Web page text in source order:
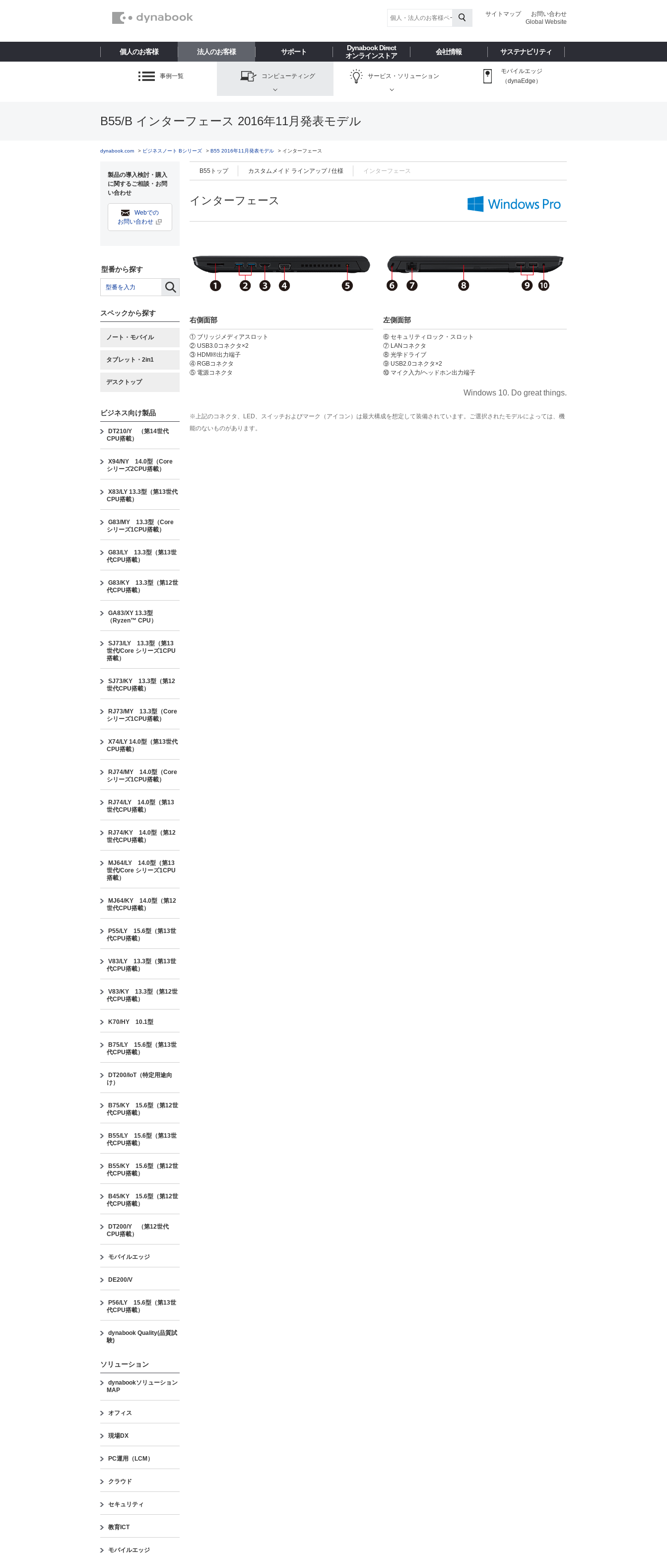
お問い合わせ
サイトマップ
Global Website
個人のお客様 法人のお客様 サポート
Dynabook Direct
オンラインストア
会社情報 サステナビリティ
事例一覧 コンピューティング サービス・ ソリューション
モバイルエッジ
（dynaEdge）
B55/B インターフェース 2016年11月発表モデル
dynabook.com ビジネスノート Bシリーズ B55 2016年11月発表モデル インターフェース
製品の導入検討・購入
に関するご相談・お問
い合わせ
Webでの
お問い合わせ
型番から探す
スペックから探す
ノート・モバイル
タブレット・2in1
デスクトップ
ビジネス向け製品
DT210/Y （第14世代
CPU搭載）
X94/NY 14.0型（Core
シリーズ2CPU搭載）
X83/LY 13.3型（第13世代
CPU搭載）
G83/MY 13.3型（Core
シリーズ1CPU搭載）
G83/LY 13.3型（第13世
代CPU搭載）
G83/KY 13.3型（第12世
代CPU搭載）
GA83/XY 13.3型
（Ryzen™ CPU）
SJ73/LY 13.3型（第13
世代/Core シリーズ1CPU
搭載）
SJ73/KY 13.3型（第12
世代CPU搭載）
RJ73/MY 13.3型（Core
シリーズ1CPU搭載）
X74/LY 14.0型（第13世代
CPU搭載）
RJ74/MY 14.0型（Core
シリーズ1CPU搭載）
RJ74/LY 14.0型（第13
世代CPU搭載）
RJ74/KY 14.0型（第12
世代CPU搭載）
MJ64/LY 14.0型（第13
世代/Core シリーズ1CPU
搭載）
MJ64/KY 14.0型（第12
世代CPU搭載）
P55/LY 15.6型（第13世
代CPU搭載）
V83/LY 13.3型（第13世
代CPU搭載）
V83/KY 13.3型（第12世
代CPU搭載）
K70/HY 10.1型
B75/LY 15.6型（第13世
代CPU搭載）
DT200/IoT（特定用途向
け）
B75/KY 15.6型（第12世
代CPU搭載）
B55/LY 15.6型（第13世
代CPU搭載）
B55/KY 15.6型（第12世
代CPU搭載）
B45/KY 15.6型（第12世
代CPU搭載）
DT200/Y （第12世代
CPU搭載）
モバイルエッジ
DE200/V
P56/LY 15.6型（第13世
代CPU搭載）
dynabook Quality(品質試
験)
ソリューション
dynabookソリューション
MAP
オフィス
現場DX
PC運用（LCM）
クラウド
セキュリティ
教育ICT
モバイルエッジ
B55トップ カスタムメイド ラインアップ / 仕様 インターフェース
インターフェース
右側面部
① ブリッジメディアスロット
② USB3.0コネクタ×2
③ HDMI®出力端子
④ RGBコネクタ
⑤ 電源コネクタ
左側面部
⑥ セキュリティロック・スロット
⑦ LANコネクタ
⑧ 光学ドライブ
⑨ USB2.0コネクタ×2
⑩ マイク入力/ヘッドホン出力端子
Windows 10. Do great things.
※上記のコネクタ、LED、スイッチおよびマーク（アイコン）は最大構成を想定して装備されています。ご選択されたモデルによっては、機
能のないものがあります。